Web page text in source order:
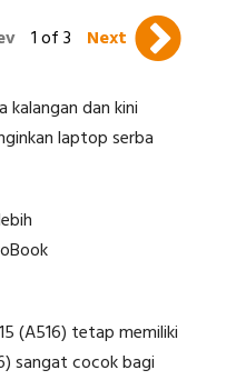
1 of 3 Next
kalangan dan kini
laptop serba
(A516) tetap memiliki
sangat cocok bagi